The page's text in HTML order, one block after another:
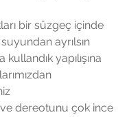
bir süzgeç içinde
suyundan ayrılsın
kullandık yapılışına
dereotunu çok ince